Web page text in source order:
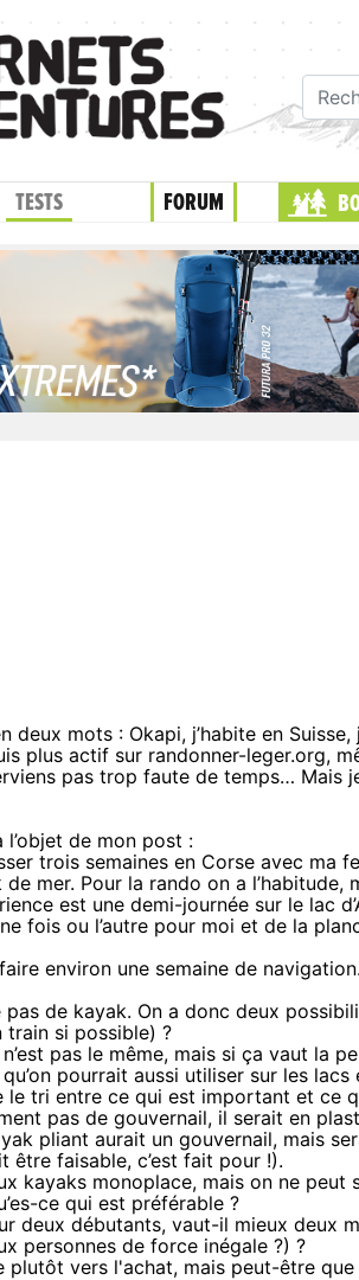
TESTS FORUM
deux mots : Okapi, j’habite en
plus actif sur randonner-leger.org,
pas trop faute de temps… Mais
l’objet de mon post :
trois semaines en Corse avec ma
mer. Pour la rando on a
est une demi-journée sur le lac
fois ou l’autre pour moi et de la
environ une semaine de
pas de kayak. On a donc deux
train si possible) ?
pas le même, mais si ça vaut la
pourrait aussi utiliser sur les
le tri entre ce qui est important et ce
pas de gouvernail, il serait en
pliant aurait un gouvernail, mais
être faisable, c’est fait pour !).
kayaks monoplace, mais on ne peut
ce qui est préférable ?
deux débutants, vaut-il mieux deux
personnes de force inégale ?) ?
plutôt vers l'achat, mais peut-être